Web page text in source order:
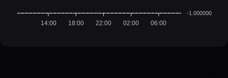
-1.000000
14:00 18:00 22:00 02:00 06:00